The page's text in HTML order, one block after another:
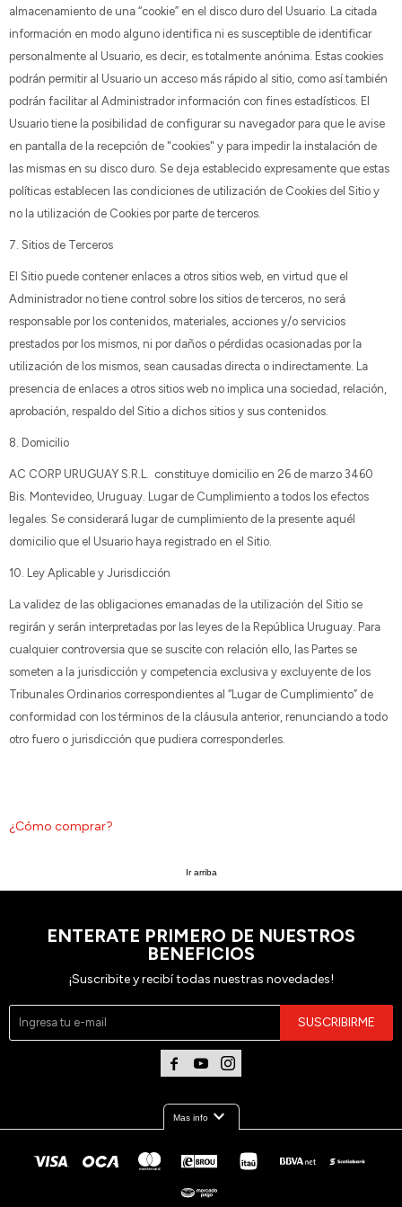
almacenamiento de una “cookie” en el disco duro del Usuario. La citada
información en modo alguno identifica ni es susceptible de identificar
personalmente al Usuario, es decir, es totalmente anónima. Estas cookies
podrán permitir al Usuario un acceso más rápido al sitio, como así también
podrán facilitar al Administrador información con fines estadísticos. El
Usuario tiene la posibilidad de configurar su navegador para que le avise
en pantalla de la recepción de "cookies" y para impedir la instalación de
las mismas en su disco duro. Se deja establecido expresamente que estas
políticas establecen las condiciones de utilización de Cookies del Sitio y
no la utilización de Cookies por parte de terceros.
7. Sitios de Terceros
El Sitio puede contener enlaces a otros sitios web, en virtud que el
Administrador no tiene control sobre los sitios de terceros, no será
responsable por los contenidos, materiales, acciones y/o servicios
prestados por los mismos, ni por daños o pérdidas ocasionadas por la
utilización de los mismos, sean causadas directa o indirectamente. La
presencia de enlaces a otros sitios web no implica una sociedad, relación,
aprobación, respaldo del Sitio a dichos sitios y sus contenidos.
8. Domicilio
AC CORP URUGUAY S.R.L. constituye domicilio en 26 de marzo 3460
Bis. Montevideo, Uruguay. Lugar de Cumplimiento a todos los efectos
legales. Se considerará lugar de cumplimiento de la presente aquél
domicilio que el Usuario haya registrado en el Sitio.
10. Ley Aplicable y Jurisdicción
La validez de las obligaciones emanadas de la utilización del Sitio se
regirán y serán interpretadas por las leyes de la República Uruguay. Para
cualquier controversia que se suscite con relación ello, las Partes se
someten a la jurisdicción y competencia exclusiva y excluyente de los
Tribunales Ordinarios correspondientes al “Lugar de Cumplimiento” de
conformidad con los términos de la cláusula anterior, renunciando a todo
otro fuero o jurisdicción que pudiera corresponderles.
¿Cómo comprar?
Ir arriba
ENTERATE PRIMERO DE NUESTROS
BENEFICIOS
¡Suscribite y recibí todas nuestras novedades!
SUSCRIBIRME
  
Mas infoexpand_more